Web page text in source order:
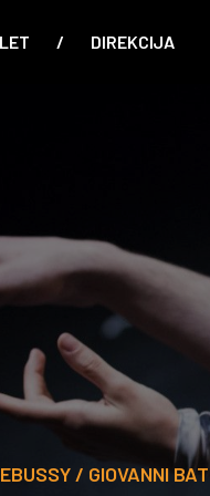
/ DIREKCIJA
/ GIOVANNI